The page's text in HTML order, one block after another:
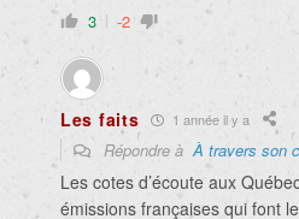
3 -2
Les faits 1 année il y a
Répondre àÀ travers son
Les cotes d’écoute aux
émissions françaises qui font